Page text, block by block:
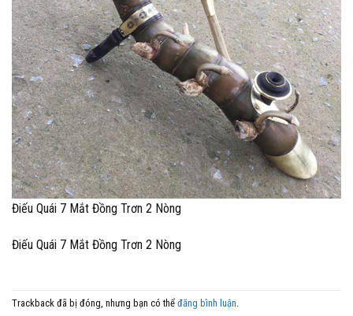
Điếu Quái 7 Mắt Đồng Trơn 2 Nòng
Điếu Quái 7 Mắt Đồng Trơn 2 Nòng
Trackback đã bị đóng, nhưng bạn có thể đăng bình luận.